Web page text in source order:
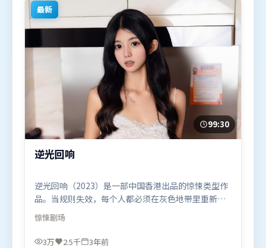
最新
99:30
逆光回响
逆光回响（2023）是一部中国香港出品的惊悚类型作
品。当规则失效，每个人都必须在灰色地带里重新选
择立场与底线。视听风格统一而富有实验感，配乐与
画面情绪贴合。由宁浩执导，周迅、赵丽颖、汤唯，
木村拓哉等联袂出演。影片于2023年5月24日（中国
惊悚剧场
3万 2.5千 3年前